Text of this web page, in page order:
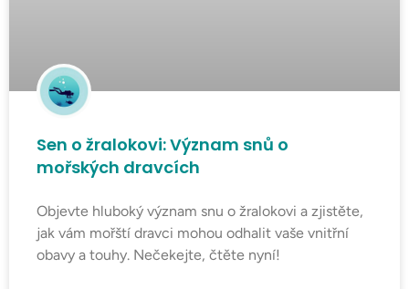
Sen o žralokovi: Význam snů o
mořských dravcích
Objevte hluboký význam snu o žralokovi a zjistěte,
jak vám mořští dravci mohou odhalit vaše vnitřní
obavy a touhy. Nečekejte, čtěte nyní!